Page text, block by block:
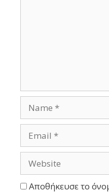
Αποθήκευσε το